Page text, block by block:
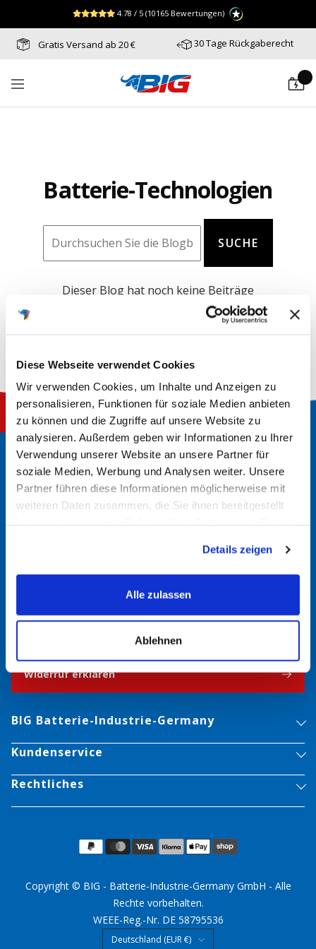
Diese Webseite verwendet Cookies
Wir verwenden Cookies, um Inhalte und Anzeigen zu
personalisieren, Funktionen für soziale Medien anbieten
zu können und die Zugriffe auf unsere Website zu
analysieren. Außerdem geben wir Informationen zu Ihrer
Verwendung unserer Website an unsere Partner für
soziale Medien, Werbung und Analysen weiter. Unsere
Partner führen diese Informationen möglicherweise mit
weiteren Daten zusammen, die Sie ihnen bereitgestellt
Details zeigen
Alle zulassen
Ablehnen
Zum Menü springen
Fußzeile springen
Barrierefreiheits-Widget öffnen
Inhalt
4.78 / 5 (10165 Bewertungen)
Gratis Versand ab 20 € 30 Tage Rückgaberecht
Navigation
Batterie-
Batterie-Technologien
SUCHE
Dieser Blog hat noch keine Beiträge
welches seit 2009 im Batteriesegment tätig ist. Mit
gehören wir zu den führenden E-Commerce Anbietern
im Bereich der Batterie- und Ladetechnik.
Widerruf erklären
BIG Batterie-Industrie-Germany
Kundenservice
Rechtliches
Land/Region
Deutschland (EUR €)
Copyright © BIG - Batterie-Industrie-Germany GmbH - Alle
Rechte vorbehalten.
WEEE-Reg.-Nr. DE 58795536